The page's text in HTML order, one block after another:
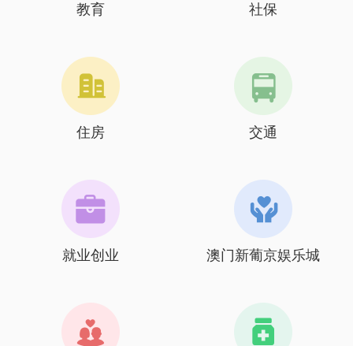
教育 社保
住房 交通
就业创业 澳门新葡京娱乐城